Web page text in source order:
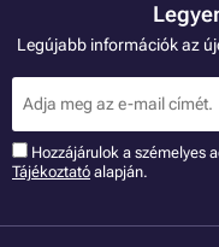
Legújabb információk az
Hozzájárulok a szémelyes
Tájékoztató alapján.